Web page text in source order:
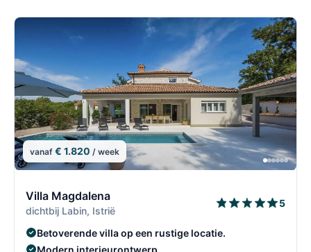
vanaf € 1.820 / week
Villa Magdalena
dichtbij Labin, Istrië
5
Betoverende villa op een rustige locatie.
Modern interieurontwerp